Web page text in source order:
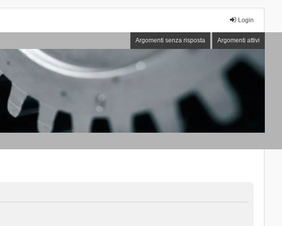
Login
Argomenti senza risposta Argomenti attivi